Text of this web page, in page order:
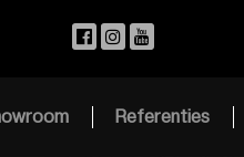
Referenties